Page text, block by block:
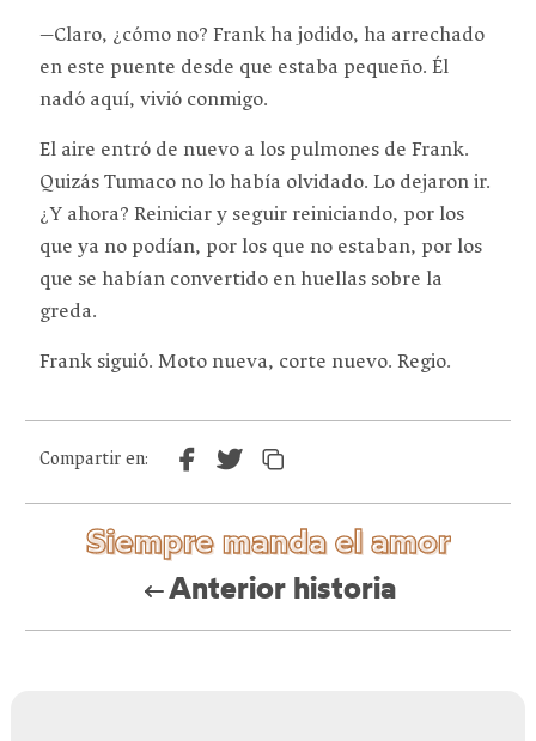
—Claro, ¿cómo no? Frank ha jodido, ha arrechado
en este puente desde que estaba pequeño. Él
nadó aquí, vivió conmigo.
El aire entró de nuevo a los pulmones de Frank.
Quizás Tumaco no lo había olvidado. Lo dejaron ir.
¿Y ahora? Reiniciar y seguir reiniciando, por los
que ya no podían, por los que no estaban, por los
que se habían convertido en huellas sobre la
greda.
Frank siguió. Moto nueva, corte nuevo. Regio.
Compartir en:
Siempre manda el amor
Anterior historia